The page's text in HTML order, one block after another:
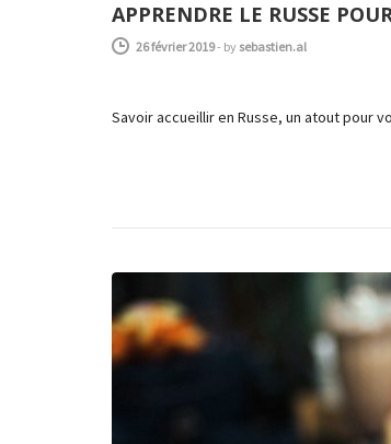
APPRENDRE LE RUSSE
26 février 2019- by sebastien.al
Savoir accueillir en Russe, un atout pour